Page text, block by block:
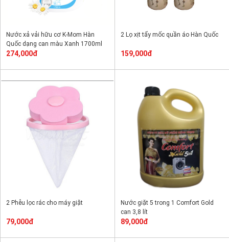
Nước xả vải hữu cơ K-Mom Hàn
Quốc dạng can màu Xanh 1700ml
274,000đ
2 Lọ xịt tẩy mốc quần áo Hàn Quốc
159,000đ
2 Phễu lọc rác cho máy giặt
79,000đ
Nước giặt 5 trong 1 Comfort Gold
can 3,8 lít
89,000đ